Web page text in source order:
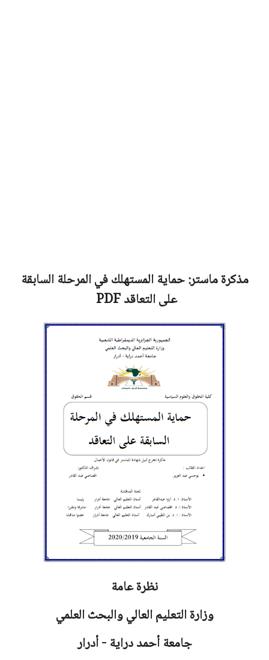
مذكرة ماستر:حماية المستهلك في المرحلة السابقة
على التعاقدPDF
نظرة عامة
وزارة التعليم العالي والبحث العلمي
جامعةأحمد دراية - أدرار